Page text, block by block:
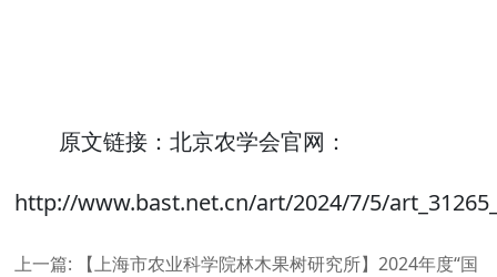
原文链接：北京农学会官网：
http://www.bast.net.cn/art/2024/7/5/
上一篇:
【上海市农业科学院林木果树研究所】2024年度“国